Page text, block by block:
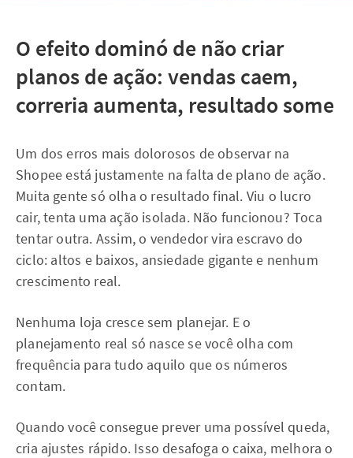
O efeito dominó de não criar
planos de ação: vendas caem,
correria aumenta, resultado some
Um dos erros mais dolorosos de observar na
Shopee está justamente na falta de plano de ação.
Muita gente só olha o resultado final. Viu o lucro
cair, tenta uma ação isolada. Não funcionou? Toca
tentar outra. Assim, o vendedor vira escravo do
ciclo: altos e baixos, ansiedade gigante e nenhum
crescimento real.
Nenhuma loja cresce sem planejar. E o
planejamento real só nasce se você olha com
frequência para tudo aquilo que os números
contam.
Quando você consegue prever uma possível queda,
cria ajustes rápido. Isso desafoga o caixa, melhora o